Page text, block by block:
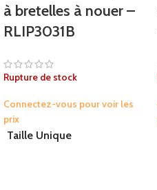
à bretelles à nouer –
RLIP3031B
Rupture de stock
Connectez-vous pour voir les
prix
Taille Unique